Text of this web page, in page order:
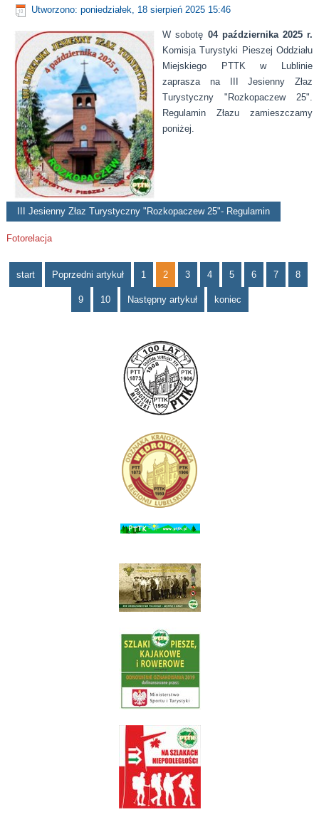
Utworzono: poniedziałek, 18 sierpień 2025 15:46
W sobotę 04 października 2025 r.
Komisja Turystyki Pieszej Oddziału
Miejskiego PTTK w Lublinie
zaprasza na III Jesienny Złaz
Turystyczny "Rozkopaczew 25".
Regulamin Złazu zamieszczamy
poniżej.
III Jesienny Złaz Turystyczny "Rozkopaczew 25"- Regulamin
Fotorelacja
start Poprzedni artykuł 1 2 3 4 5 6 7 8
9 10 Następny artykuł koniec